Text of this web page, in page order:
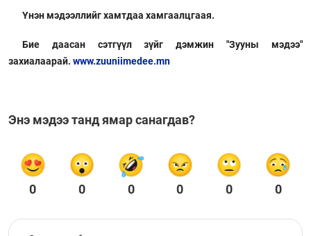
Үнэн мэдээллийг хамтдаа хамгаалцгаая.
Бие даасан сэтгүүл зүйг дэмжин "Зууны мэдээ"
захиалаарай. www.zuuniimedee.mn
Энэ мэдээ танд ямар санагдав?
0 0 0 0 0 0